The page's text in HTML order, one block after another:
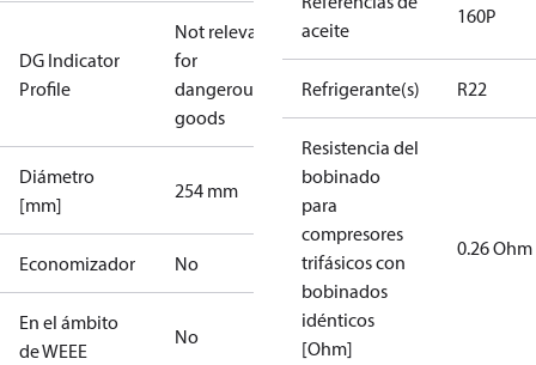
DG Indicator
Profile
Not relevant
for
dangerous
goods
Diámetro
[mm]
254 mm
Economizador No
En el ámbito
de WEEE
No
aceite
160P
Refrigerante(s) R22
Resistencia del
bobinado
para
compresores
trifásicos con
bobinados
idénticos
[Ohm]
0.26 Ohm